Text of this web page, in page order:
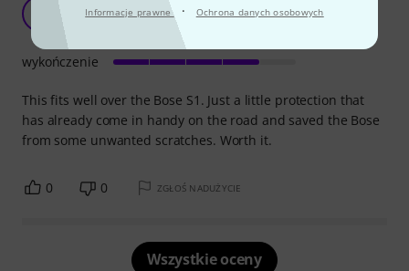
Informacje prawne · Ochrona danych osobowych
Frednugent 07.12.2022
This fits well over the Bose S1. Just a little protection that
has already come in handy on the road and saved the Bose
from some unwanted scratches. Worth it.
wykończenie
0 0 ZGŁOŚ NADUŻYCIE
Wszystkie oceny